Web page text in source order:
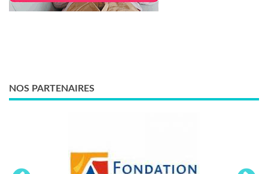
NOS PARTENAIRES